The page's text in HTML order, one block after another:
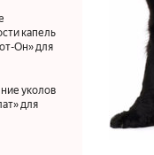
капель
Он» для
уколов
для